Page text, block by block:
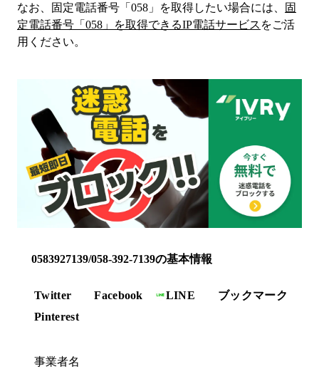
なお、固定電話番号「 058 」を取得したい場合には、
固
定電話番号「 058 」を取得できるIP電話サービス をご活
用ください。
0583927139/058-392-7139の基本情報
Twitter Facebook LINE
ブックマーク
Pinterest
事業者名